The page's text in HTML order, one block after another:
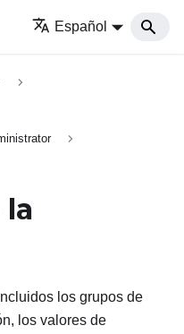
Español
los grupos de
los valores de